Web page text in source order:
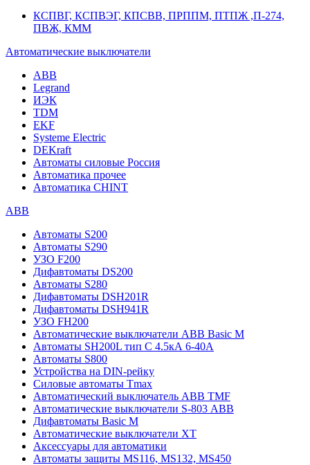
КСПВГ, КСПВЭГ, КПСВВ, ПРППМ, ПТПЖ ,П-274,
ПВЖ, КММ
Автоматические выключатели
ABB
Legrand
ИЭК
TDM
EKF
Systeme Electric
DEKraft
Автоматы силовые Россия
Автоматика прочее
Автоматика CHINT
ABB
Автоматы S200
Автоматы S290
УЗО F200
Дифавтоматы DS200
Автоматы S280
Дифавтоматы DSH201R
Дифавтоматы DSH941R
УЗО FH200
Автоматические выключатели ABB Basic M
Автоматы SH200L тип С 4.5кА 6-40А
Автоматы S800
Устройства на DIN-рейку
Силовые автоматы Tmax
Автоматический выключатель ABB TMF
Автоматические выключатели S-803 АВВ
Дифавтоматы Basic M
Автоматические выключатели XT
Аксессуары для автоматики
Автоматы защиты MS116, MS132, MS450